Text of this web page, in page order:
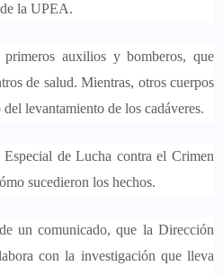
la UPEA.
auxilios y bomberos, que
de salud. Mientras, otros cuerpos
levantamiento de los cadáveres.
de Lucha contra el Crimen
sucedieron los hechos.
un comunicado, que la Dirección
con la investigación que lleva